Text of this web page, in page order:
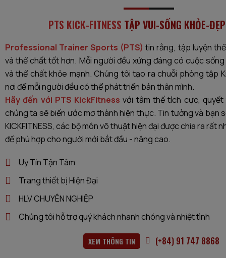
PTS KICK-FITNESS TẬP VUI-SỐNG KHỎE-
Professional Trainer Sports (PTS) tin rằng, tập luyện
và thể chất tốt hơn. Mỗi người đều xứng đáng có cuộc
và thể chất khỏe mạnh. Chúng tôi tạo ra chuỗi phòng tập
nơi để mỗi người đều có thể phát triển bản thân mình.
Hãy đến với PTS KickFitness với tâm thế tích cực, quyết
chúng ta sẽ biến ước mơ thành hiện thực. Tin tưởng và bạn
KICKFITNESS, các bộ môn võ thuật hiện đại được chia ra rất
để phù hợp cho người mới bắt đầu - nâng cao.
Uy Tín Tận Tâm
Trang thiết bị Hiện Đại
HLV CHUYÊN NGHIỆP
Chúng tôi hỗ trợ quý khách nhanh chóng và nhiệt tình
XEM THÔNG TIN (+84) 91 747 8868